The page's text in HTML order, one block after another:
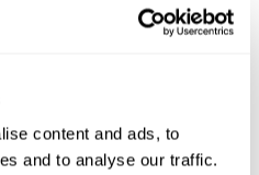
content and ads, to
and to analyse our traffic.